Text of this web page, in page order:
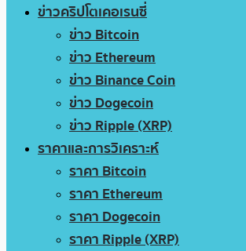
ข่าวคริปโตเคอเรนซี่
ข่าว Bitcoin
ข่าว Ethereum
ข่าว Binance Coin
ข่าว Dogecoin
ข่าว Ripple (XRP)
ราคาและการวิเคราะห์
ราคา Bitcoin
ราคา Ethereum
ราคา Dogecoin
ราคา Ripple (XRP)